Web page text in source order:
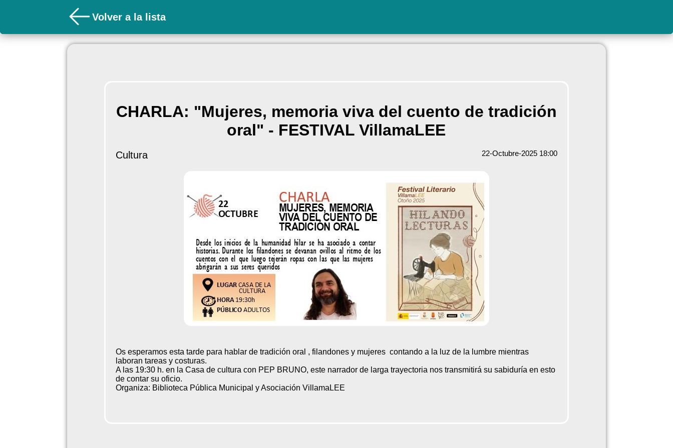
Volver a la lista
CHARLA: "Mujeres, memoria viva del cuento de tradición
oral" - FESTIVAL VillamaLEE
Cultura 22-Octubre-2025 18:00
Os esperamos esta tarde para hablar de tradición oral , filandones y mujeres contando a la luz de la lumbre mientras
laboran tareas y costuras.
A las 19:30 h. en la Casa de cultura con PEP BRUNO, este narrador de larga trayectoria nos transmitirá su sabiduría en esto
de contar su oficio.
Organiza: Biblioteca Pública Municipal y Asociación VillamaLEE